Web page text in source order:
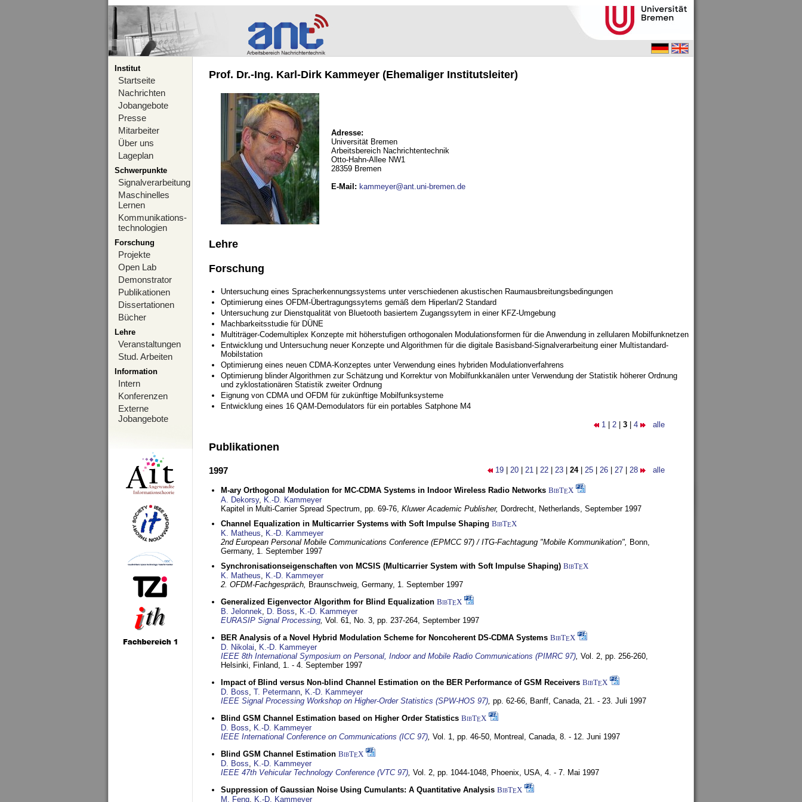
Institut
Startseite
Nachrichten
Jobangebote
Presse
Mitarbeiter
Über uns
Lageplan
Schwerpunkte
Signalverarbeitung
Maschinelles
Lernen
Kommunikations-
technologien
Forschung
Projekte
Open Lab
Demonstrator
Publikationen
Dissertationen
Bücher
Lehre
Veranstaltungen
Stud. Arbeiten
Information
Intern
Konferenzen
Externe
Jobangebote
Prof. Dr.-Ing. Karl-Dirk Kammeyer (Ehemaliger Institutsleiter)
Adresse:
Universität Bremen
Arbeitsbereich Nachrichtentechnik
Otto-Hahn-Allee NW1
28359 Bremen
E-Mail : kammeyer@ant.uni-bremen.de
Lehre
Forschung
Untersuchung eines Spracherkennungssystems unter verschiedenen akustischen Raumausbreitungsbedingungen
Optimierung eines OFDM-Übertragungssytems gemäß dem Hiperlan/2 Standard
Untersuchung zur Dienstqualität von Bluetooth basiertem Zugangssytem in einer KFZ-Umgebung
Machbarkeitsstudie für DÜNE
Multiträger-Codemultiplex Konzepte mit höherstufigen orthogonalen Modulationsformen für die Anwendung in zellularen Mobilfunknetzen
Entwicklung und Untersuchung neuer Konzepte und Algorithmen für die digitale Basisband-Signalverarbeitung einer Multistandard-
Mobilstation
Optimierung eines neuen CDMA-Konzeptes unter Verwendung eines hybriden Modulationverfahrens
Optimierung blinder Algorithmen zur Schätzung und Korrektur von Mobilfunkkanälen unter Verwendung der Statistik höherer Ordnung
und zyklostationären Statistik zweiter Ordnung
Eignung von CDMA und OFDM für zukünftige Mobilfunksysteme
Entwicklung eines 16 QAM-Demodulators für ein portables Satphone M4
1 2 3 4 alle
Publikationen
19 20 21 22 23 24| 25 26 27 28 alle
1997
M-ary Orthogonal Modulation for MC-CDMA Systems in Indoor Wireless Radio Networks BibTEX
A. Dekorsy, K.-D. Kammeyer
Kapitel in Multi-Carrier Spread Spectrum, pp. 69-76, Kluwer Academic Publisher, Dordrecht, Netherlands, September 1997
Channel Equalization in Multicarrier Systems with Soft Impulse Shaping BibTEX
K. Matheus, K.-D. Kammeyer
2nd European Personal Mobile Communications Conference (EPMCC 97) / ITG-Fachtagung "Mobile Kommunikation", Bonn,
Germany, 1. September 1997
Synchronisationseigenschaften von MCSIS (Multicarrier System with Soft Impulse Shaping) BibTEX
K. Matheus, K.-D. Kammeyer
2. OFDM-Fachgespräch, Braunschweig, Germany, 1. September 1997
Generalized Eigenvector Algorithm for Blind Equalization BibTEX
B. Jelonnek, D. Boss, K.-D. Kammeyer
EURASIP Signal Processing, Vol. 61, No. 3, pp. 237-264, September 1997
BER Analysis of a Novel Hybrid Modulation Scheme for Noncoherent DS-CDMA Systems BibTEX
D. Nikolai, K.-D. Kammeyer
IEEE 8th International Symposium on Personal, Indoor and Mobile Radio Communications (PIMRC 97), Vol. 2, pp. 256-260,
Helsinki, Finland, 1. - 4. September 1997
Impact of Blind versus Non-blind Channel Estimation on the BER Performance of GSM Receivers BibTEX
D. Boss, T. Petermann, K.-D. Kammeyer
IEEE Signal Processing Workshop on Higher-Order Statistics (SPW-HOS 97), pp. 62-66, Banff, Canada, 21. - 23. Juli 1997
Blind GSM Channel Estimation based on Higher Order Statistics BibTEX
D. Boss, K.-D. Kammeyer
IEEE International Conference on Communications (ICC 97), Vol. 1, pp. 46-50, Montreal, Canada, 8. - 12. Juni 1997
Blind GSM Channel Estimation BibTEX
D. Boss, K.-D. Kammeyer
IEEE 47th Vehicular Technology Conference (VTC 97), Vol. 2, pp. 1044-1048, Phoenix, USA, 4. - 7. Mai 1997
Suppression of Gaussian Noise Using Cumulants: A Quantitative Analysis BibTEX
M. Feng, K.-D. Kammeyer